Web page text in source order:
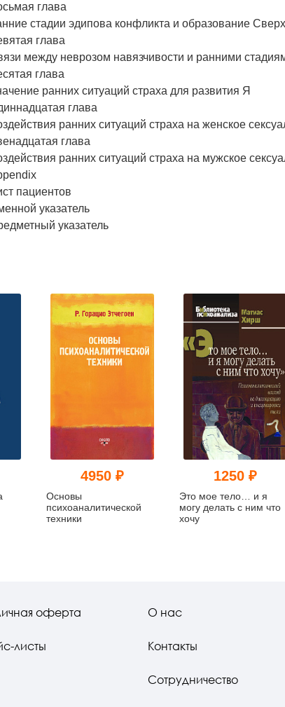
глава
стадии эдипова конфликта и образование
глава
между неврозом навязчивости и ранними
глава
ранних ситуаций страха для развития Я
глава
ранних ситуаций страха на женское
глава
ранних ситуаций страха на мужское
пациентов
указатель
указатель
4950 ₽
Основы
психоаналитической
техники
1250 ₽
Это мое тело… и я
могу делать с ним что
хочу
оферта
листы
О нас
Контакты
Сотрудничество